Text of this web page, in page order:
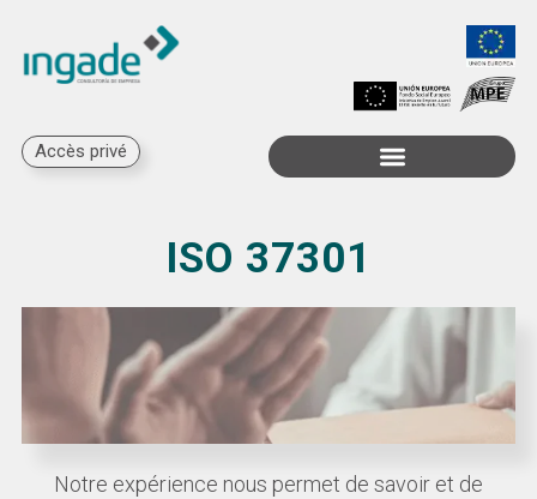
Accès privé
ISO 37301
Notre expérience nous permet de savoir et de